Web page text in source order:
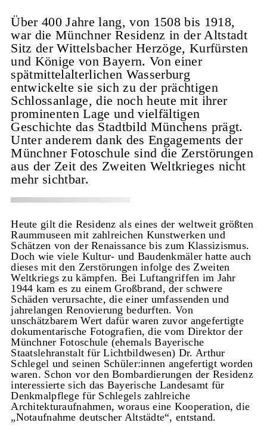
Über 400 Jahre lang, von 1508 bis 1918,
war die Münchner Residenz in der Altstadt
Sitz der Wittelsbacher Herzöge, Kurfürsten
und Könige von Bayern. Von einer
spätmittelalterlichen Wasserburg
entwickelte sie sich zu der prächtigen
Schlossanlage, die noch heute mit ihrer
prominenten Lage und vielfältigen
Geschichte das Stadtbild Münchens prägt.
Unter anderem dank des Engagements der
Münchner Fotoschule sind die Zerstörungen
aus der Zeit des Zweiten Weltkrieges nicht
mehr sichtbar.
Heute gilt die Residenz als eines der weltweit größten
Raummuseen mit zahlreichen Kunstwerken und
Schätzen von der Renaissance bis zum Klassizismus.
Doch wie viele Kultur- und Baudenkmäler hatte auch
dieses mit den Zerstörungen infolge des Zweiten
Weltkriegs zu kämpfen. Bei Luftangriffen im Jahr
1944 kam es zu einem Großbrand, der schwere
Schäden verursachte, die einer umfassenden und
jahrelangen Renovierung bedurften. Von
unschätzbarem Wert dafür waren zuvor angefertigte
dokumentarische Fotografien, die vom Direktor der
Münchner Fotoschule (ehemals Bayerische
Staatslehranstalt für Lichtbildwesen) Dr. Arthur
Schlegel und seinen Schüler:innen angefertigt worden
waren. Schon vor den Bombardierungen der Residenz
interessierte sich das Bayerische Landesamt für
Denkmalpflege für Schlegels zahlreiche
Architekturaufnahmen, woraus eine Kooperation, die
„Notaufnahme deutscher Altstädte“, entstand.